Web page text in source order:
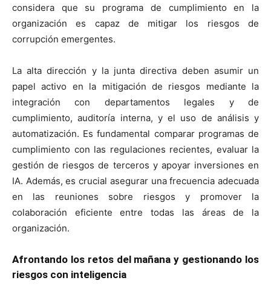
considera que su programa de cumplimiento en la
organización es capaz de mitigar los riesgos de
corrupción emergentes.
La alta dirección y la junta directiva deben asumir un
papel activo en la mitigación de riesgos mediante la
integración con departamentos legales y de
cumplimiento, auditoría interna, y el uso de análisis y
automatización. Es fundamental comparar programas de
cumplimiento con las regulaciones recientes, evaluar la
gestión de riesgos de terceros y apoyar inversiones en
IA. Además, es crucial asegurar una frecuencia adecuada
en las reuniones sobre riesgos y promover la
colaboración eficiente entre todas las áreas de la
organización.
Afrontando los retos del mañana y gestionando los
riesgos con inteligencia